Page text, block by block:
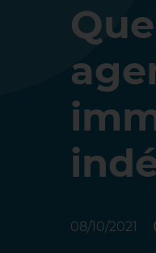
08/10/2021